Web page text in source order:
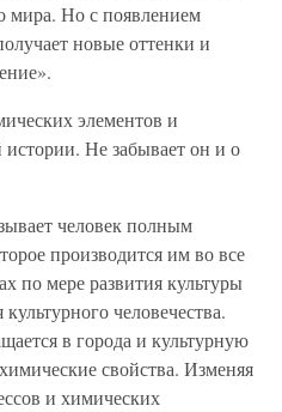
мира. Но с появлением
новые оттенки и
элементов и
истории. Не забывает он и о
человек полным
производится им во все
по мере развития культуры
человечества.
в города и культурную
свойства. Изменяя
и химических